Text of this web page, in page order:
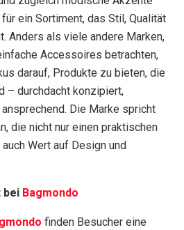
für ein Sortiment, das Stil, Qualität
Anders als viele andere Marken,
Accessoires betrachten,
darauf, Produkte zu bieten, die
– durchdacht konzipiert,
Die Marke spricht
die nicht nur einen praktischen
Wert auf Design und
bei Bagmondo
finden Besucher eine